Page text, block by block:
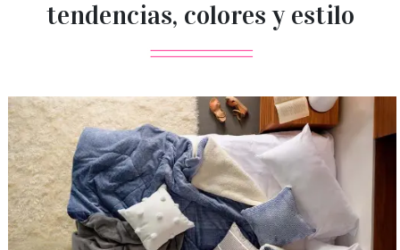
tendencias, colores y estilo